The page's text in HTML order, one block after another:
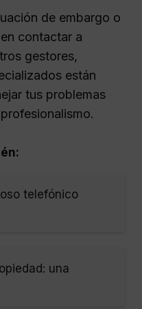
de embargo o
contactar a
gestores,
están
tus problemas
telefónico
una